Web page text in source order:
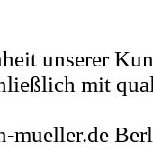
unserer
mit
mueller.de